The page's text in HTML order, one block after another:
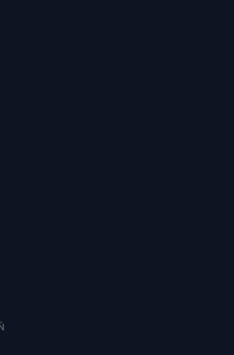
telefonu 62 735-51-05 lub